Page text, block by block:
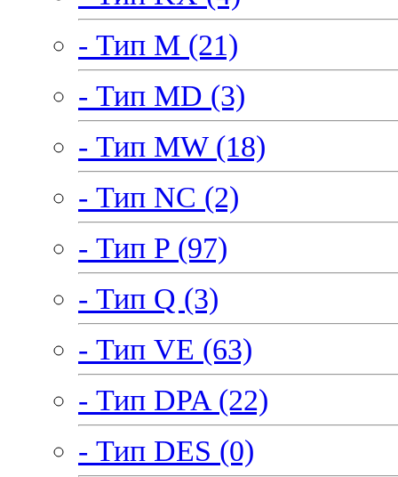
- Тип M (21)
- Тип MD (3)
- Тип MW (18)
- Тип NC (2)
- Тип P (97)
- Тип Q (3)
- Тип VE (63)
- Тип DPA (22)
- Тип DES (0)